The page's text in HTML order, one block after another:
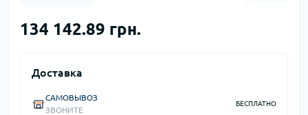
134 142.89 грн.
Доставка
САМОВЫВОЗ
ЗВОНИТЕ
БЕСПЛАТНО